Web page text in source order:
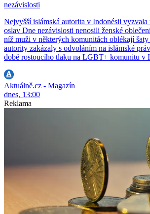
nezávislosti
Nejvyšší islámská autorita v Indonésii vyzvala
oslav Dne nezávislosti nenosili ženské
níž muži v některých komunitách oblékají
autority zakázaly s odvoláním na islámské
době rostoucího tlaku na LGBT+ komunitu v
Aktuálně.cz - Magazín
dnes, 13:00
Reklama